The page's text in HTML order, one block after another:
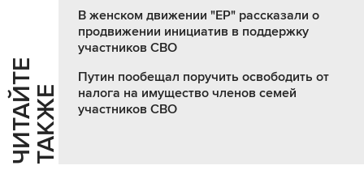
Ч
И
Т
АЙ
Т
Е
Т
А
К
ЖЕ
В женском движении "ЕР" рассказали о
продвижении инициатив в поддержку
участников СВО
Путин пообещал поручить освободить от
налога на имущество членов семей
участников СВО